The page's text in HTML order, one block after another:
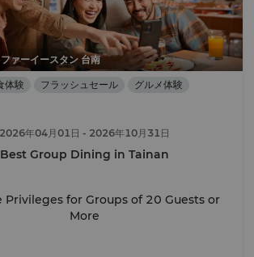
ァーイースタン 台南
体験 フラッシュセール グルメ体験
2026年04月01日 - 2026年10月31日
Best Group Dining in Tainan
Privileges for Groups of 20 Guests or
More